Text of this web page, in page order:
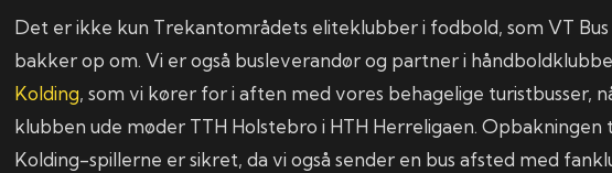
Det er ikke kun Trekantområdets eliteklubber i fodbold, som VT Bus
bakker op om. Vi er også busleverandør og partner i
Kolding, som vi kører for i aften med vores behagelige turistbusser,
klubben ude møder TTH Holstebro i HTH Herreligaen. Opbakningen
Kolding-spillerne er sikret, da vi også sender en bus afsted med